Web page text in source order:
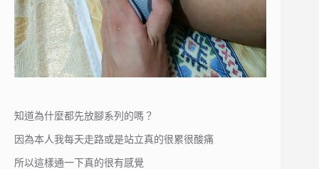
知道為什麼都先放腳系列的嗎？
因為本人我每天走路或是站立真的很累很酸痛
所以這樣通一下真的很有感覺